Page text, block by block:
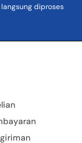
diproses